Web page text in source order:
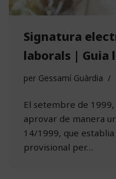
Signatura
laborals | Guia
per Gessamí Guàrdia
El setembre de
aprovar de manera
14/1999, que
provisional per…